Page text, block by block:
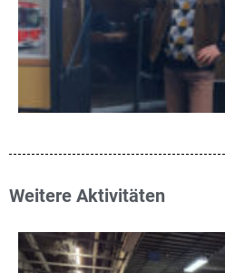
Weitere Aktivitäten